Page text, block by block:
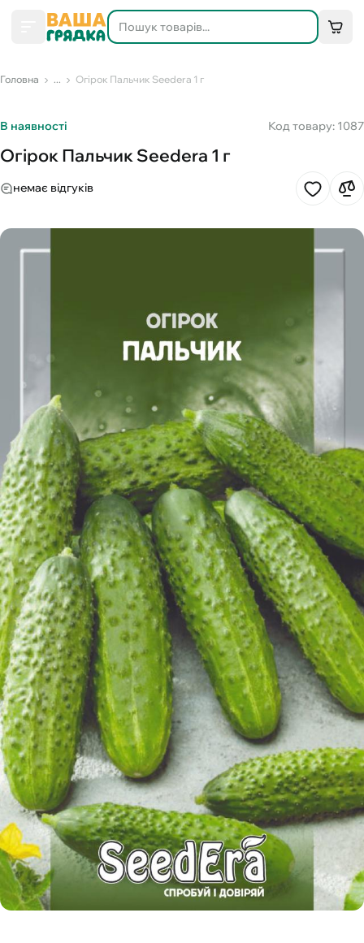
Головна ... Огірок Пальчик Seedera 1 г
В наявності Код товару: 1087
Огірок Пальчик Seedera 1 г
немає відгуків